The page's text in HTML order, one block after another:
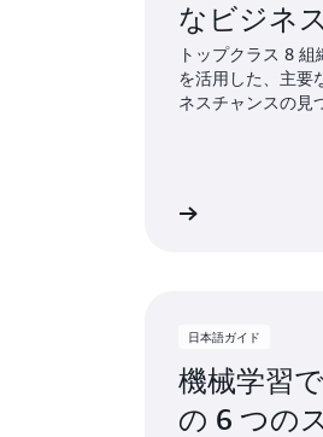
なビジネ
トップクラス 8
を活用した、主要
ネスチャンスの見
日本語ガイド
機械学習
の 6 つの